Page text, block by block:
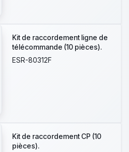
Kit de raccordement ligne de
télécommande (10 pièces).
ESR-80312F
Kit de raccordement CP (10
pièces).